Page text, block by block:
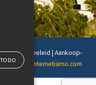
|Privacybeleid | Aankoop-
hosting: Internetisimo.com